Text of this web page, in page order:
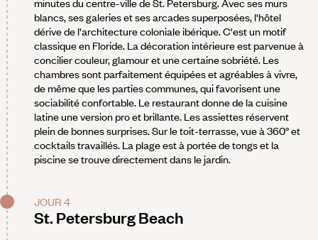
blancs, ses galeries et ses arcades superposées, l'hôtel
dérive de l'architecture coloniale ibérique. C'est un motif
classique en Floride. La décoration intérieure est parvenue à
concilier couleur, glamour et une certaine sobriété. Les
chambres sont parfaitement équipées et agréables à vivre,
de même que les parties communes, qui favorisent une
sociabilité confortable. Le restaurant donne de la cuisine
latine une version pro et brillante. Les assiettes réservent
plein de bonnes surprises. Sur le toit-terrasse, vue à 360° et
cocktails travaillés. La plage est à portée de tongs et la
piscine se trouve directement dans le jardin.
JOUR 4
St. Petersburg Beach